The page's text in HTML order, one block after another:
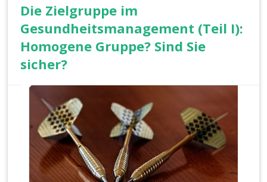
Die Zielgruppe im
Gesundheitsmanagement (Teil I):
Homogene Gruppe? Sind Sie
sicher?